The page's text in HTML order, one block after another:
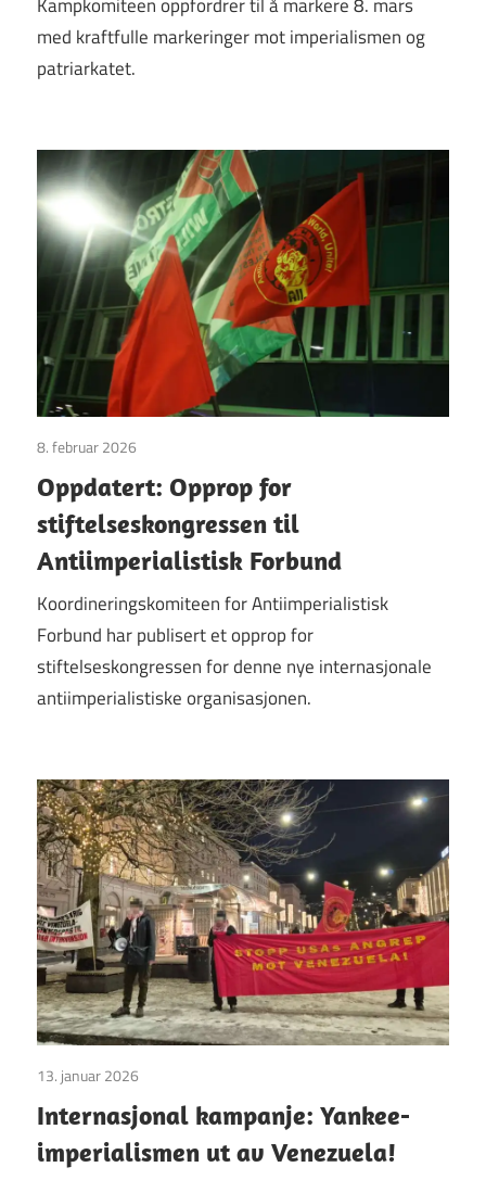
Kampkomiteen oppfordrer til å markere 8. mars
med kraftfulle markeringer mot imperialismen og
patriarkatet.
8. februar 2026
Oppdatert: Opprop for
stiftelseskongressen til
Antiimperialistisk Forbund
Koordineringskomiteen for Antiimperialistisk
Forbund har publisert et opprop for
stiftelseskongressen for denne nye internasjonale
antiimperialistiske organisasjonen.
13. januar 2026
Internasjonal kampanje: Yankee-
imperialismen ut av Venezuela!